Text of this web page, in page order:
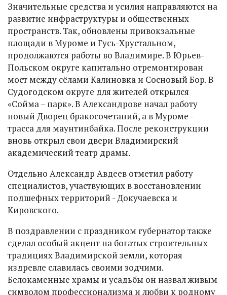
Значительные средства и усилия направляются на
развитие инфраструктуры и общественных
пространств. Так, обновлены привокзальные
площади в Муроме и Гусь-Хрустальном,
продолжаются работы во Владимире. В Юрьев-
Польском округе капитально отремонтирован
мост между сёлами Калиновка и Сосновый Бор. В
Судогодском округе для жителей открылся
«Сойма – парк». В Александрове начал работу
новый Дворец бракосочетаний, а в Муроме -
трасса для маунтинбайка. После реконструкции
вновь открыл свои двери Владимирский
академический театр драмы.
Отдельно Александр Авдеев отметил работу
специалистов, участвующих в восстановлении
подшефных территорий - Докучаевска и
Кировского.
В поздравлении с праздником губернатор также
сделал особый акцент на богатых строительных
традициях Владимирской земли, которая
издревле славилась своими зодчими.
Белокаменные храмы и усадьбы он назвал живым
символом профессионализма и любви к родному